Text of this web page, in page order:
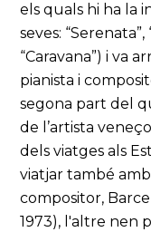
els quals hi ha la
seves:
“Caravana”) i va
pianista i
segona part del
de l’artista
dels viatges als
viatjar també
compositor,
1973), l'altre nen